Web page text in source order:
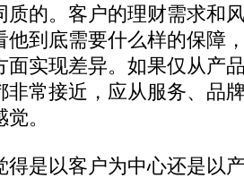
质的。客户的理财需求和
他到底需要什么样的保障
面实现差异。如果仅从产
非常接近，应从服务、品
。
是以客户为中心还是以